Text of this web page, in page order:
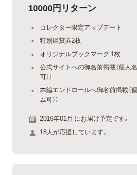
10000円リターン
コレクター限定アップデート
特別鑑賞券2枚
オリジナルブックマーク 1枚
公式サイトへの御名前掲載（個人
可））
本編エンドロールへ御名前掲載（
ム可））
2016年01月 にお届け予定です。
18人が応援しています。